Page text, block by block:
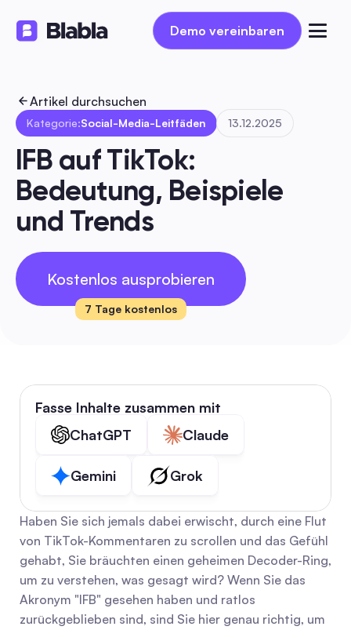
Demo vereinbaren
Demo vereinbaren
Artikel durchsuchen
Kategorie:Social-Media-Leitfäden 13.12.2025
IFB auf TikTok:
Bedeutung, Beispiele
und Trends
Kostenlos ausprobieren
7 Tage kostenlos
Fasse Inhalte zusammen mit
ChatGPT
Claude
Gemini Grok
Haben Sie sich jemals dabei erwischt, durch eine Flut
von TikTok-Kommentaren zu scrollen und das Gefühl
gehabt, Sie bräuchten einen geheimen Decoder-Ring,
um zu verstehen, was gesagt wird? Wenn Sie das
Akronym "IFB" gesehen haben und ratlos
zurückgeblieben sind, sind Sie hier genau richtig, um